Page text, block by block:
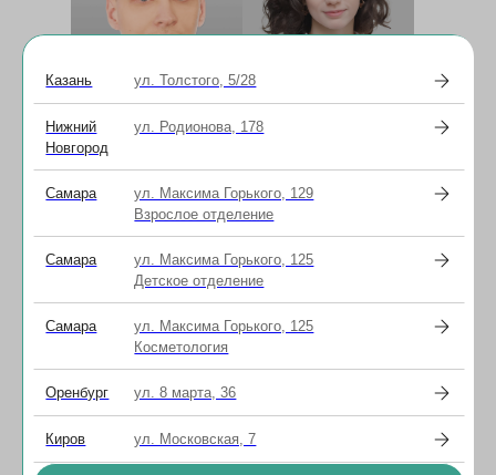
Матвевнин Евгений
Вячеславович
Бариева Айгуль
Маратовна
категории,
офтальмохирург
Медицинский
персонал
Казань ул. Толстого, 5/28
Нижний
Новгород
ул. Родионова, 178
Самара
ул. Максима Горького, 129
Взрослое отделение
Самара
ул. Максима Горького, 125
Детское отделение
Самара
ул. Максима Горького, 125
Косметология
Оренбург ул. 8 марта, 36
Киров ул. Московская, 7